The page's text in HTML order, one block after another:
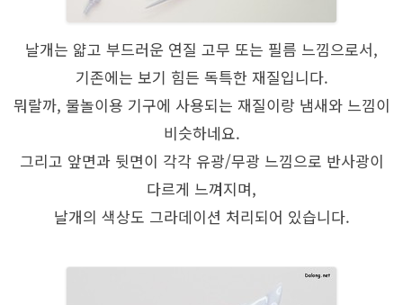
날개는 얇고 부드러운 연질 고무 또는 필름 느낌으로서,
기존에는 보기 힘든 독특한 재질입니다.
뭐랄까, 물놀이용 기구에 사용되는 재질이랑 냄새와 느낌이
비슷하네요.
그리고 앞면과 뒷면이 각각 유광/무광 느낌으로 반사광이
다르게 느껴지며,
날개의 색상도 그라데이션 처리되어 있습니다.